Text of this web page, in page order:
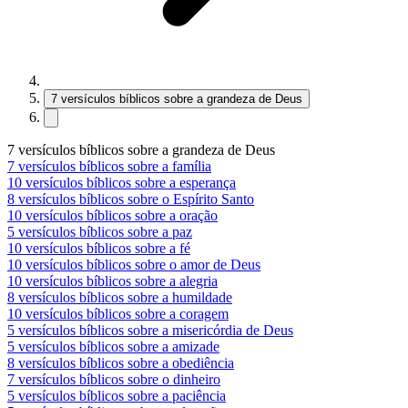
7 versículos bíblicos sobre a grandeza de Deus
7 versículos bíblicos sobre a grandeza de Deus
7 versículos bíblicos sobre a família
10 versículos bíblicos sobre a esperança
8 versículos bíblicos sobre o Espírito Santo
10 versículos bíblicos sobre a oração
5 versículos bíblicos sobre a paz
10 versículos bíblicos sobre a fé
10 versículos bíblicos sobre o amor de Deus
10 versículos bíblicos sobre a alegria
8 versículos bíblicos sobre a humildade
10 versículos bíblicos sobre a coragem
5 versículos bíblicos sobre a misericórdia de Deus
5 versículos bíblicos sobre a amizade
8 versículos bíblicos sobre a obediência
7 versículos bíblicos sobre o dinheiro
5 versículos bíblicos sobre a paciência